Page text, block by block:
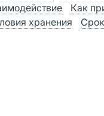
Как
хранения